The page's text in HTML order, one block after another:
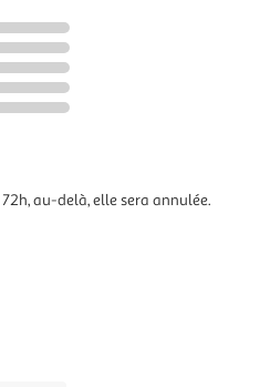
au-delà, elle sera annulée.